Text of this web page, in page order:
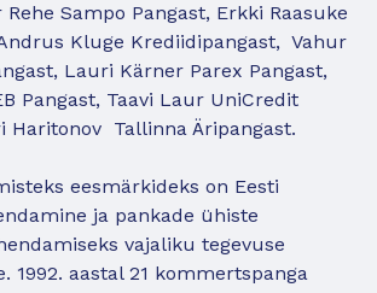
Sampo Pangast, Erkki Raasuke
Kluge Krediidipangast, Vahur
Lauri Kärner Parex Pangast,
Pangast, Taavi Laur UniCredit
Haritonov Tallinna Äripangast.
eesmärkideks on Eesti
ja pankade ühiste
vajaliku tegevuse
1992. aastal 21 kommertspanga